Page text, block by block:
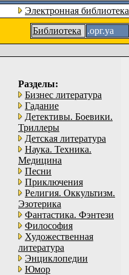
Электронная библиотека
Библиотека
.орг.уа
Разделы:
Бизнес литература
Гадание
Детективы. Боевики.
Триллеры
Детская литература
Наука. Техника.
Медицина
Песни
Приключения
Религия. Оккультизм.
Эзотерика
Фантастика. Фэнтези
Философия
Художественная
литература
Энциклопедии
Юмор